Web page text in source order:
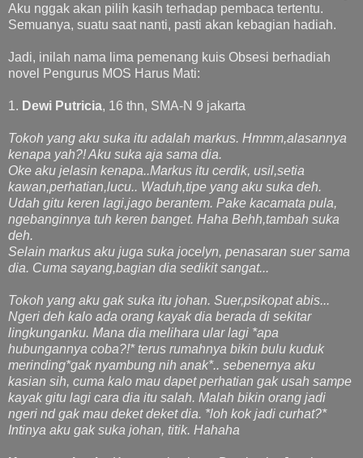
Aku nggak akan pilih kasih terhadap pembaca tertentu.
Semuanya, suatu saat nanti, pasti akan kebagian hadiah.
Jadi, inilah nama lima pemenang kuis Obsesi berhadiah
novel Pengurus MOS Harus Mati:
1. Dewi Putricia, 16 thn, SMA-N 9 jakarta
Tokoh yang aku suka itu adalah markus. Hmmm,alasannya
kenapa yah?! Aku suka aja sama dia.
Oke aku jelasin kenapa..Markus itu cerdik, usil,setia
kawan,perhatian,lucu.. Waduh,tipe yang aku suka deh.
Udah gitu keren lagi,jago berantem. Pake kacamata pula,
ngebanginnya tuh keren banget. Haha Behh,tambah suka
deh.
Selain markus aku juga suka jocelyn, penasaran suer sama
dia. Cuma sayang,bagian dia sedikit sangat...
Tokoh yang aku gak suka itu johan. Suer,psikopat abis...
Ngeri deh kalo ada orang kayak dia berada di sekitar
lingkunganku. Mana dia melihara ular lagi *apa
hubungannya coba?!* terus rumahnya bikin bulu kuduk
merinding*gak nyambung nih anak*.. sebenernya aku
kasian sih, cuma kalo mau dapet perhatian gak usah sampe
kayak gitu lagi cara dia itu salah. Malah bikin orang jadi
ngeri nd gak mau deket deket dia. *loh kok jadi curhat?*
Intinya aku gak suka johan, titik. Hahaha